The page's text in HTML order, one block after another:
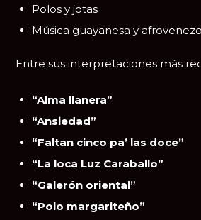
Polos y jotas
Música guayanesa y
Entre sus interpretaciones más
“Alma llanera”
“Ansiedad”
“Faltan cinco pa’ las doce”
“La loca Luz Caraballo”
“Galerón oriental”
“Polo margariteño”